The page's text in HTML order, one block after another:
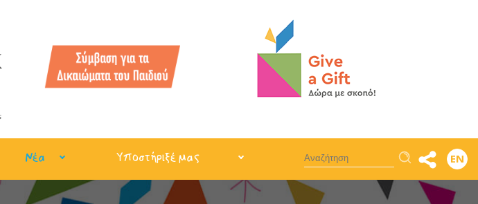
Νέα Υποστήριξέ μας Αναζήτηση EN